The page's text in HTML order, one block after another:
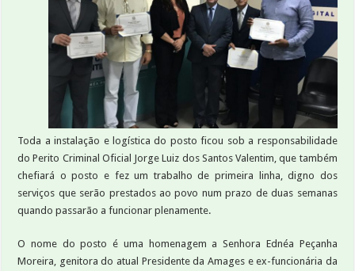
Toda a instalação e logística do posto ficou sob a responsabilidade
do Perito Criminal Oficial Jorge Luiz dos Santos Valentim, que também
chefiará o posto e fez um trabalho de primeira linha, digno dos
serviços que serão prestados ao povo num prazo de duas semanas
quando passarão a funcionar plenamente.
O nome do posto é uma homenagem a Senhora Ednéa Peçanha
Moreira, genitora do atual Presidente da Amages e ex-funcionária da